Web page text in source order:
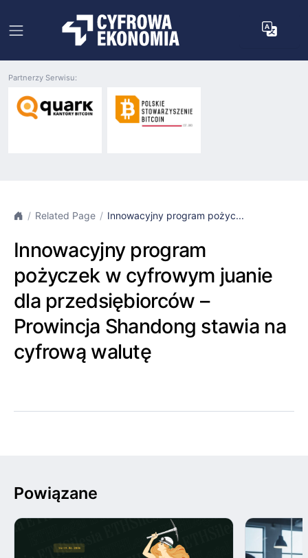
Partnerzy Serwisu:
Related Page Innowacyjny program pożyc...
Innowacyjny program
pożyczek w cyfrowym juanie
dla przedsiębiorców –
Prowincja Shandong stawia na
cyfrową walutę
Powiązane